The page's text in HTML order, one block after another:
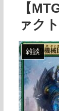
【
ァク
雑談